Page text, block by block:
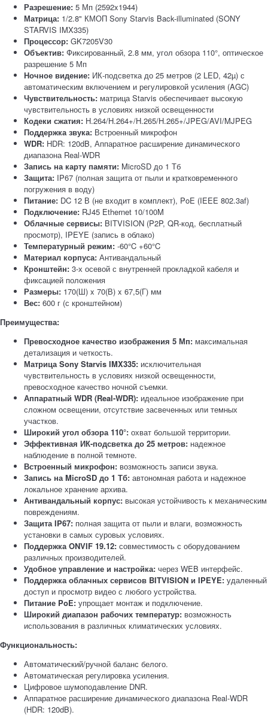
Разрешение: 5 Мп (2592x1944)
Матрица: 1/2.8" КМОП Sony Starvis Back-illuminated (SONY
STARVIS IMX335)
Процессор: GK7205V30
Объектив: Фиксированный, 2.8 мм, угол обзора 110°, оптическое
разрешение 5 Мп
Ночное видение: ИК-подсветка до 25 метров (2 LED, 42µ) с
автоматическим включением и регулировкой усиления (AGC)
Чувствительность: матрица Starvis обеспечивает высокую
чувствительность в условиях низкой освещенности
Кодеки сжатия: H.264/H.264+/H.265/H.265+/JPEG/AVI/MJPEG
Поддержка звука: Встроенный микрофон
WDR: HDR: 120dB, Аппаратное расширение динамического
диапазона Real-WDR
Запись на карту памяти: MicroSD до 1 Тб
Защита: IP67 (полная защита от пыли и кратковременного
погружения в воду)
Питание: DC 12 В (не входит в комплект), PoE (IEEE 802.3af)
Подключение: RJ45 Ethernet 10/100M
Облачные сервисы: BITVISION (P2P, QR-код, бесплатный
просмотр), IPEYE (запись в облако)
Температурный режим: -60°C +60°C
Материал корпуса: Антивандальный
Кронштейн: 3-х осевой с внутренней прокладкой кабеля и
фиксацией положения
Размеры: 170(Ш) x 70(В) x 67,5(Г) мм
Вес: 600 г (с кронштейном)
Преимущества:
Превосходное качество изображения 5 Мп: максимальная
детализация и четкость.
Матрица Sony Starvis IMX335: исключительная
чувствительность в условиях низкой освещенности,
превосходное качество ночной съемки.
Аппаратный WDR (Real-WDR): идеальное изображение при
сложном освещении, отсутствие засвеченных или темных
участков.
Широкий угол обзора 110°: охват большой территории.
Эффективная ИК-подсветка до 25 метров: надежное
наблюдение в полной темноте.
Встроенный микрофон: возможность записи звука.
Запись на MicroSD до 1 Тб: автономная работа и надежное
локальное хранение архива.
Антивандальный корпус: высокая устойчивость к механическим
повреждениям.
Защита IP67: полная защита от пыли и влаги, возможность
установки в самых суровых условиях.
Поддержка ONVIF 19.12: совместимость с оборудованием
различных производителей.
Удобное управление и настройка: через WEB интерфейс.
Поддержка облачных сервисов BITVISION и IPEYE: удаленный
доступ и просмотр видео с любого устройства.
Питание PoE: упрощает монтаж и подключение.
Широкий диапазон рабочих температур: возможность
использования в различных климатических условиях.
Функциональность:
Автоматический/ручной баланс белого.
Автоматическая регулировка усиления.
Цифровое шумоподавление DNR.
Аппаратное расширение динамического диапазона Real-WDR
(HDR: 120dB).